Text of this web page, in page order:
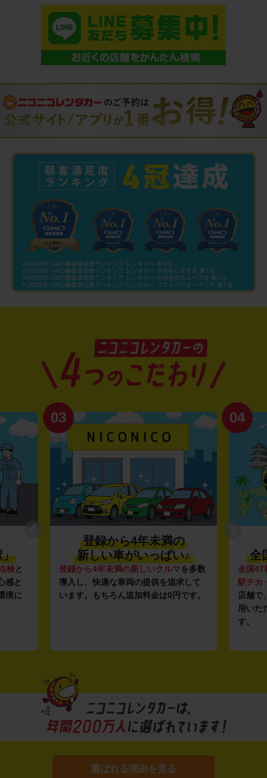
」
検と
感と
境に
03
登録から4年未満の
新しい車がいっぱい♪
登録から4年未満の新しいクルマを多数
導入し、快適な車両の提供を追求して
います。もちろん追加料金は0円です。
04
全
全国47
駅チカ
店舗で
用いた
す。
選ばれる理由を見る